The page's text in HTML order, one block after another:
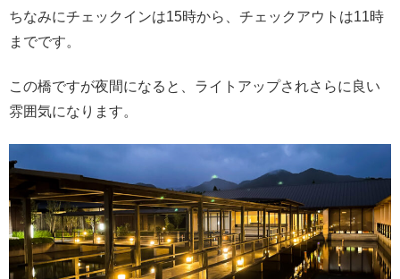
ちなみにチェックインは15時から、チェックアウトは11時
までです。
この橋ですが夜間になると、ライトアップされさらに良い
雰囲気になります。